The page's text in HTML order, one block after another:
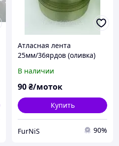
Атласная лента
25мм/36ярдов (оливка)
В наличии
90₴/моток
Купить
FurNiS 90%